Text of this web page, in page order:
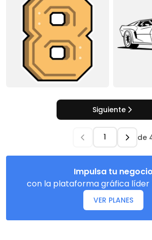
Siguiente
de
Impulsa tu negocio
con la plataforma gráfica
VER PLANES